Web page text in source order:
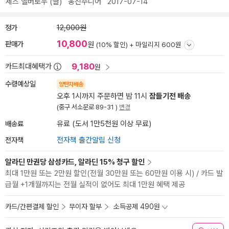
정가 12,000원
판매가 10,800원 (10% 할인) + 마일리지 600원
카드최대혜택가 9,180원
수령예상일 양탄자배송
오후 1시까지 주문하면 밤 11시 잠들기전 배송
(중구 서소문로 89-31 ) 변경
배송료 유료 (도서 1만5천원 이상 무료)
전자책 전자책 출간알림 신청
알라딘 만권당 삼성카드, 알라딘 15% 청구 할인
최대 1만원 또는 2만원 할인(전월 30만원 또는 60만원 이용 시) / 카드 발
급월 +1개월까지는 전월 실적이 없어도 최대 1만원 혜택 제공
카드/간편결제 할인 무이자 할부 소득공제 490원